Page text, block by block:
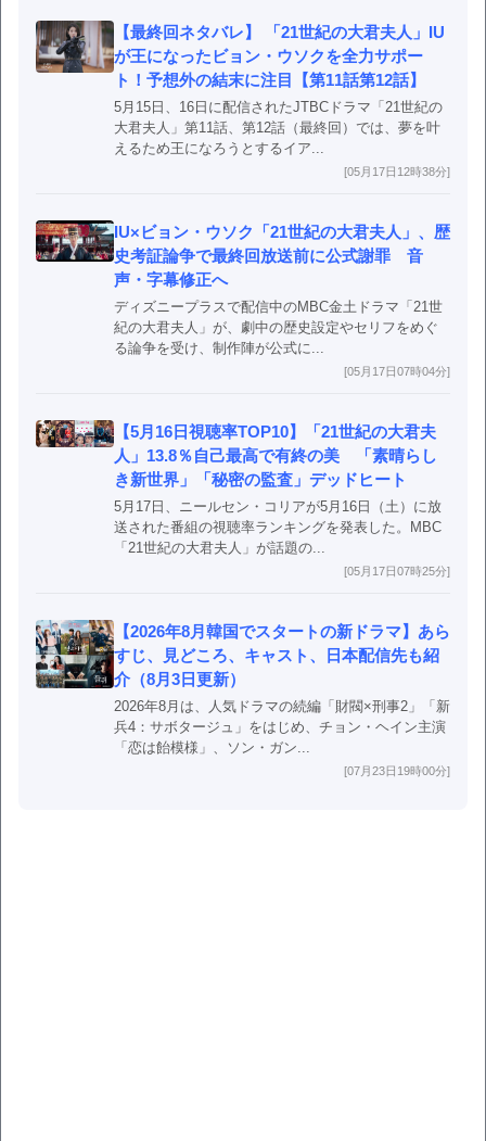
【最終回ネタバレ】 「21世紀の大君夫人」IU
が王になったビョン・ウソクを全力サポー
ト！予想外の結末に注目【第11話第12話】
5月15日、16日に配信されたJTBCドラマ「21世紀の
大君夫人」第11話、第12話（最終回）では、夢を叶
えるため王になろうとするイア...
[05月17日12時38分]
IU×ビョン・ウソク「21世紀の大君夫人」、歴
史考証論争で最終回放送前に公式謝罪 音
声・字幕修正へ
ディズニープラスで配信中のMBC金土ドラマ「21世
紀の大君夫人」が、劇中の歴史設定やセリフをめぐ
る論争を受け、制作陣が公式に...
[05月17日07時04分]
【5月16日視聴率TOP10】「21世紀の大君夫
人」13.8％自己最高で有終の美 「素晴らし
き新世界」「秘密の監査」デッドヒート
5月17日、ニールセン・コリアが5月16日（土）に放
送された番組の視聴率ランキングを発表した。MBC
「21世紀の大君夫人」が話題の...
[05月17日07時25分]
【2026年8月韓国でスタートの新ドラマ】あら
すじ、見どころ、キャスト、日本配信先も紹
介（8月3日更新）
2026年8月は、人気ドラマの続編「財閥×刑事2」「新
兵4：サボタージュ」をはじめ、チョン・ヘイン主演
「恋は飴模様」、ソン・ガン...
[07月23日19時00分]